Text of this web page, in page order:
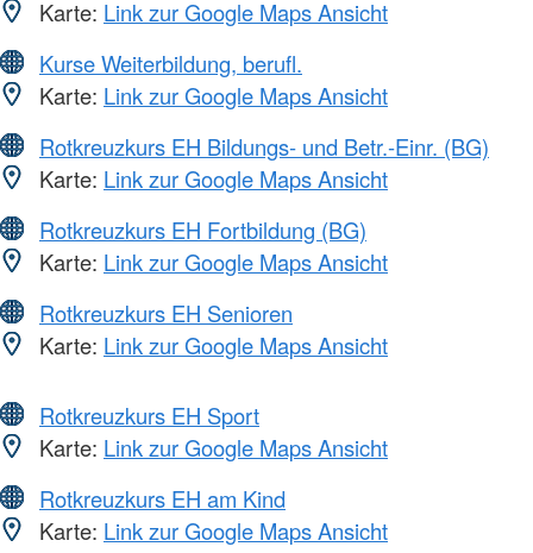
Karte: Link zur Google Maps Ansicht
Kurse Weiterbildung, berufl.
Karte: Link zur Google Maps Ansicht
Rotkreuzkurs EH Bildungs- und Betr.-Einr. (BG)
Karte: Link zur Google Maps Ansicht
Rotkreuzkurs EH Fortbildung (BG)
Karte: Link zur Google Maps Ansicht
Rotkreuzkurs EH Senioren
Karte: Link zur Google Maps Ansicht
Rotkreuzkurs EH Sport
Karte: Link zur Google Maps Ansicht
Rotkreuzkurs EH am Kind
Karte: Link zur Google Maps Ansicht